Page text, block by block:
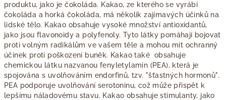
produktu, jako je čokoláda. Kakao, ze kterého se vyrábí
čokoláda a horká čokoláda, má několik zajímavých účinků na
lidské tělo. Kakao obsahuje vysoké množství antioxidantů,
jako jsou flavonoidy a polyfenoly. Tyto látky pomáhají bojovat
proti volným radikálům ve vašem těle a mohou mít ochranný
účinek proti poškození buněk. Kakao také obsahuje
chemickou látku nazvanou fenyletylamin (PEA), která je
spojována s uvolňováním endorfinů, tzv. "šťastných hormonů".
PEA podporuje uvolňování serotoninu, což může přispět k
lepšímu náladovému stavu. Kakao obsahuje stimulanty, jako